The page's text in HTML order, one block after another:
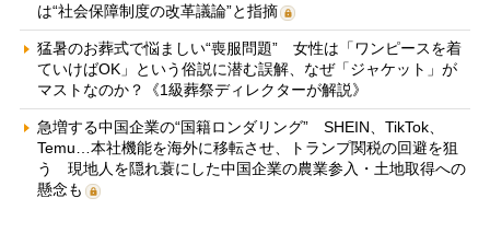
は“社会保障制度の改革議論”と指摘
猛暑のお葬式で悩ましい“喪服問題” 女性は「ワンピースを着
ていけばOK」という俗説に潜む誤解、なぜ「ジャケット」が
マストなのか？《1級葬祭ディレクターが解説》
急増する中国企業の“国籍ロンダリング” SHEIN、TikTok、
Temu…本社機能を海外に移転させ、トランプ関税の回避を狙
う 現地人を隠れ蓑にした中国企業の農業参入・土地取得への
懸念も